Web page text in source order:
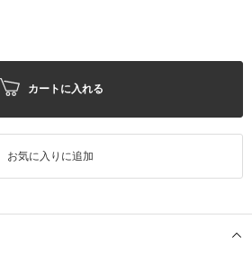
カートに入れる
お気に入りに追加